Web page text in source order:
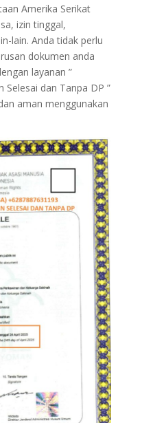
Amerika Serikat
izin tinggal,
lain. Anda tidak perlu
dokumen anda
layanan ”
dan Tanpa DP ”
aman menggunakan